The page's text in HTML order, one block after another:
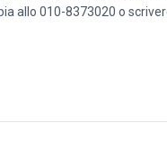
allo 010-8373020 o